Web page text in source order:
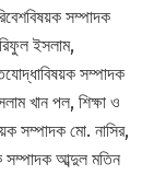
সম্পাদক
ইসলাম,
সম্পাদক
খান পল, শিক্ষা ও
সম্পাদক মো. নাসির,
আব্দুল মতিন